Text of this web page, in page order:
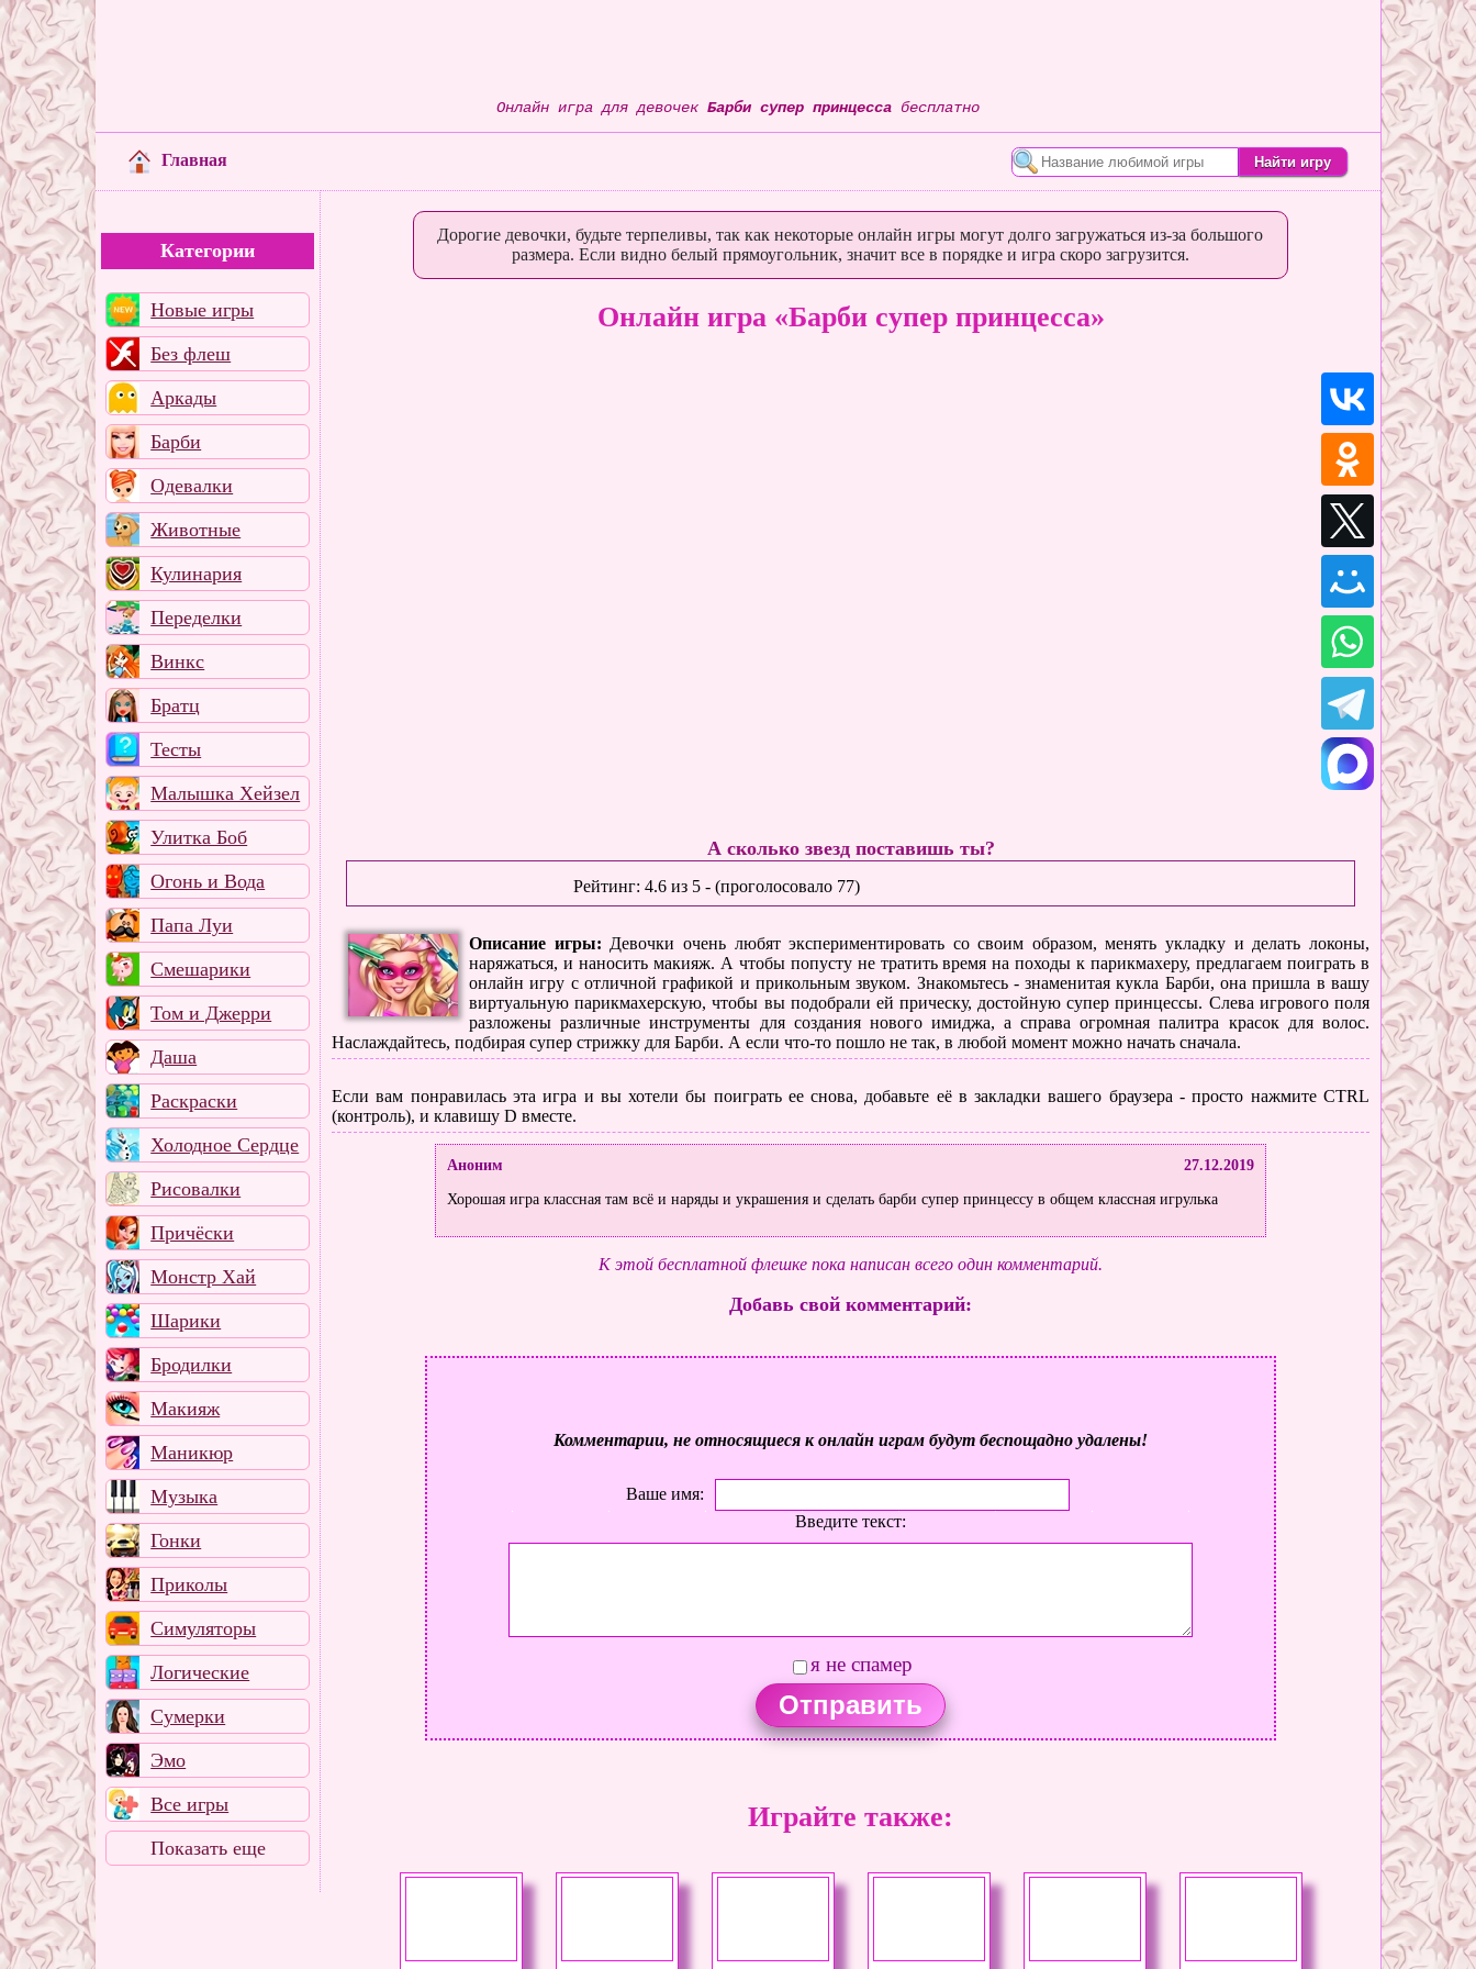
Онлайн игра для девочек Барби супер принцессабесплатно
Главная
Категории
Новые игры
Без флеш
Аркады
Барби
Одевалки
Животные
Кулинария
Переделки
Винкс
Братц
Тесты
Малышка Хейзел
Улитка Боб
Огонь и Вода
Папа Луи
Смешарики
Том и Джерри
Даша
Раскраски
Холодное Сердце
Рисовалки
Причёски
Монстр Хай
Шарики
Бродилки
Макияж
Маникюр
Музыка
Гонки
Приколы
Симуляторы
Логические
Сумерки
Эмо
Все игры
Показать еще
Дорогие девочки, будьте терпеливы, так как некоторые онлайн игры могут долго загружаться из-за большого
размера. Если видно белый прямоугольник, значит все в порядке и игра скоро загрузится.
Онлайн игра «Барби супер принцесса»
А сколько звезд поставишь ты?
Рейтинг:4.6 из 5 - (проголосовало 77)
Описание игры: Девочки очень любят экспериментировать со своим образом, менять укладку и делать локоны,
наряжаться, и наносить макияж. А чтобы попусту не тратить время на походы к парикмахеру, предлагаем поиграть в
онлайн игру с отличной графикой и прикольным звуком. Знакомьтесь - знаменитая кукла Барби, она пришла в вашу
виртуальную парикмахерскую, чтобы вы подобрали ей прическу, достойную супер принцессы. Слева игрового поля
разложены различные инструменты для создания нового имиджа, а справа огромная палитра красок для волос.
Наслаждайтесь, подбирая супер стрижку для Барби. А если что-то пошло не так, в любой момент можно начать сначала.
Если вам понравилась эта игра и вы хотели бы поиграть ее снова, добавьте её в закладки вашего браузера - просто нажмите CTRL
(контроль), и клавишу D вместе.
Аноним
27.12.2019
Хорошая игра классная там всё и наряды и украшения и сделать барби супер принцессу в общем классная игрулька
К этой бесплатной флешке пока написан всего один комментарий.
Добавь свой комментарий:
Комментарии, не относящиеся к онлайн играм будут беспощадно удалены!
Ваше имя:
Введите текст:
я не спамер
Играйте также: